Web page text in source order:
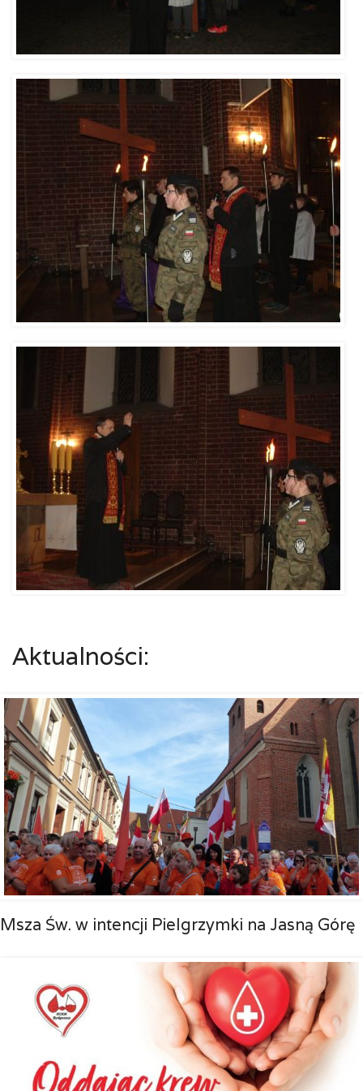
Aktualności:
Msza Św. w intencji Pielgrzymki na Jasną Górę